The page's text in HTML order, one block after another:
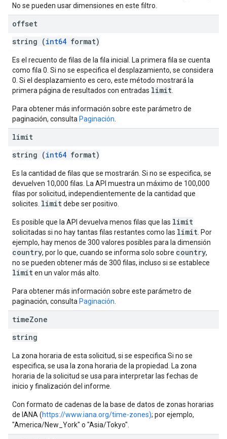
No se pueden usar dimensiones en este filtro.
offset
string (int64 format)
Es el recuento de filas de la fila inicial. La primera fila se cuenta
como fila 0. Si no se especifica el desplazamiento, se considera
0. Si el desplazamiento es cero, este método mostrará la
primera página de resultados con entradas limit
Para obtener más información sobre este parámetro de
paginación, consulta Paginación
limit
string (int64 format)
Es la cantidad de filas que se mostrarán. Si no se especifica, se
devuelven 10,000 filas. La API muestra un máximo de 100,000
filas por solicitud, independientemente de la cantidad que
solicites. limitdebe ser positivo.
Es posible que la API devuelva menos filas que las limit
solicitadas si no hay tantas filas restantes como las limit . Por
ejemplo, hay menos de 300 valores posibles para la dimensión
country, por lo que, cuando se informa solo sobre country,
no se pueden obtener más de 300 filas, incluso si se establece
limiten un valor más alto.
Para obtener más información sobre este parámetro de
paginación, consulta Paginación
timeZone
string
La zona horaria de esta solicitud, si se especifica Si no se
especifica, se usa la zona horaria de la propiedad. La zona
horaria de la solicitud se usa para interpretar las fechas de
inicio y finalización del informe.
Con formato de cadenas de la base de datos de zonas horarias
de IANA (https://www.iana.org/time-zones); por ejemplo,
"America/New_York" o "Asia/Tokyo".